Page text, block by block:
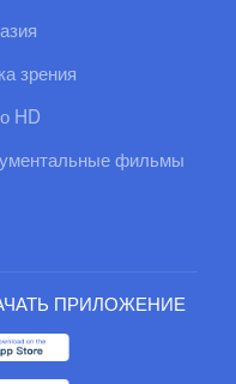
зрения
HD
фильмы
ПРИЛОЖЕНИЕ